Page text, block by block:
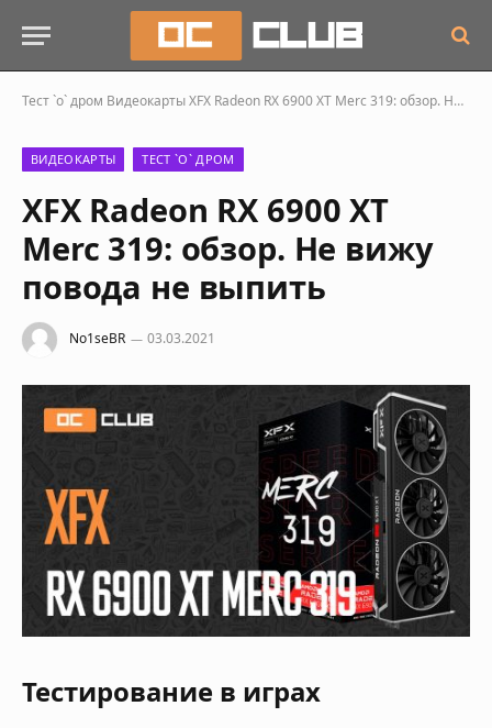
Тест `о` дром ВидеокартыXFX Radeon RX 6900 XT Merc 319: обзор. Не вижу повода не выпить
ВИДЕОКАРТЫ ТЕСТ `О` ДРОМ
XFX Radeon RX 6900 XT
Merc 319: обзор. Не вижу
повода не выпить
No1seBR 03.03.2021
Тестирование в играх